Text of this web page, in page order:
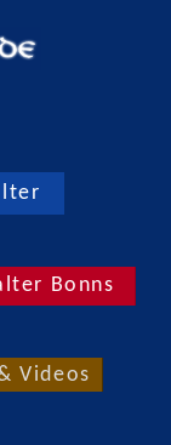
Bonns
Videos